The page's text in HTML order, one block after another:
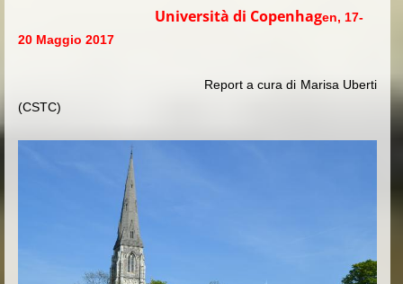
Università di Copenhagen, 17-
20 Maggio 2017
Report a cura di Marisa Uberti
(CSTC)